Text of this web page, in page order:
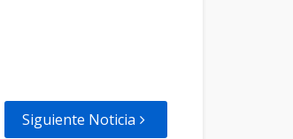
Siguiente Noticia